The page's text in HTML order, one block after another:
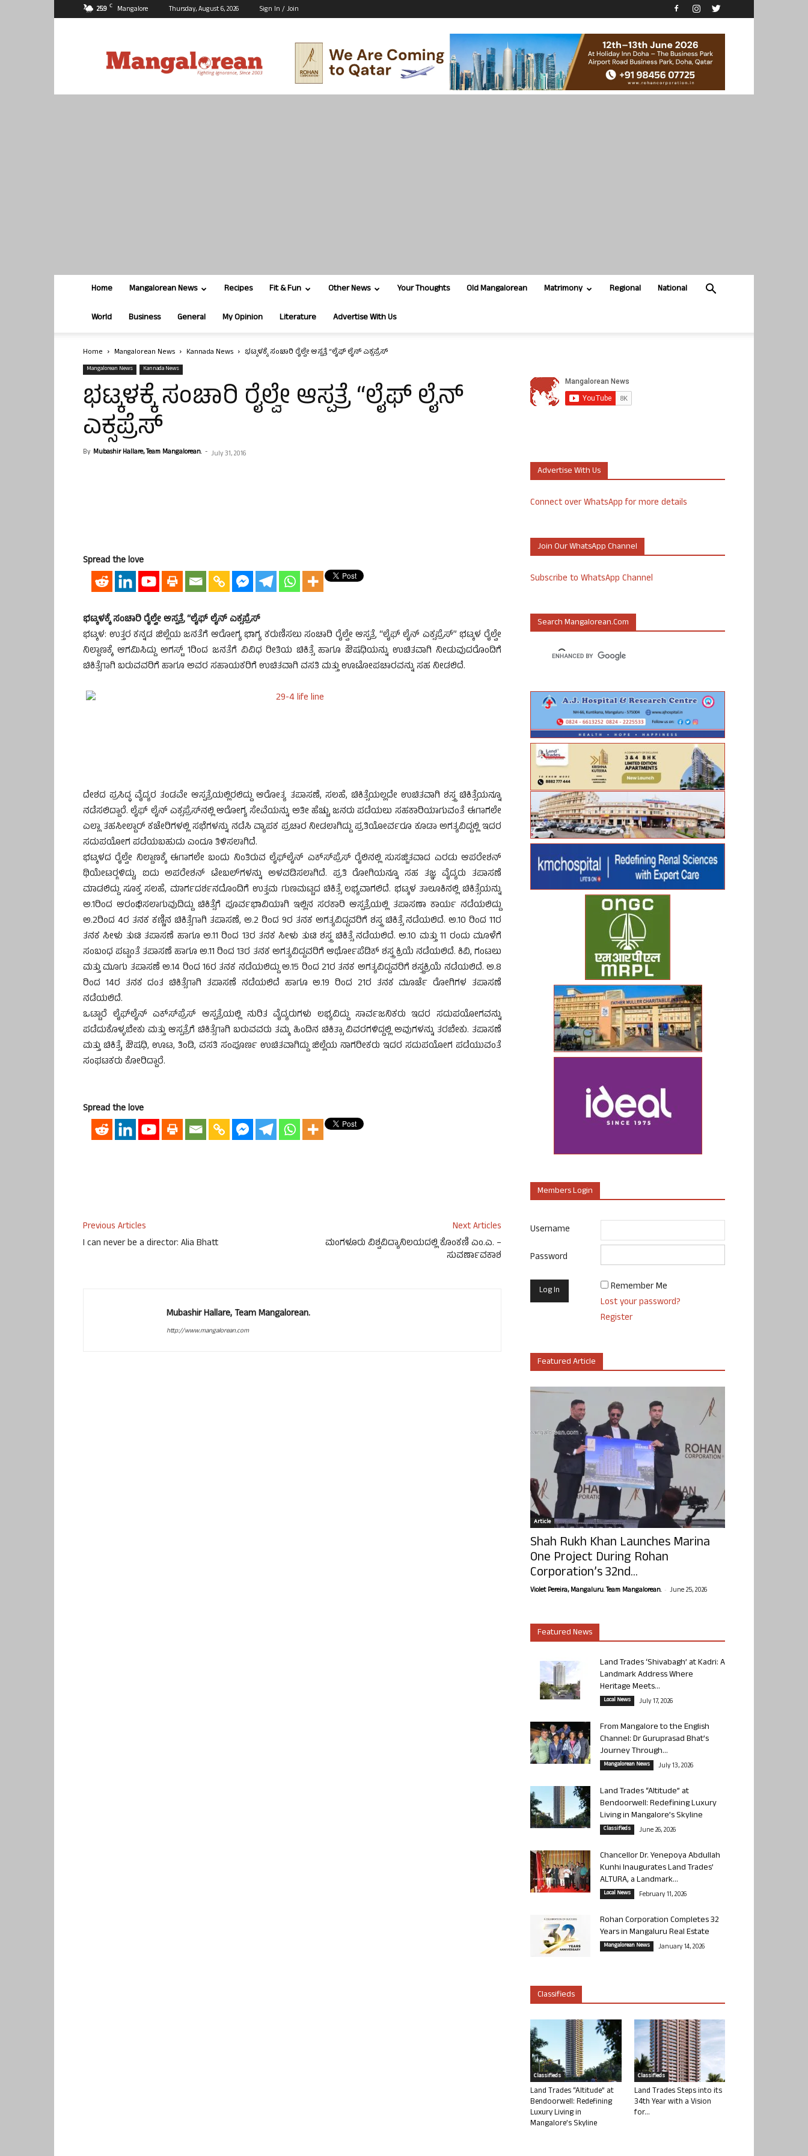
25.9 C Mangalore Thursday, August 6, 2026 Sign In / Join
Home Mangalorean News Recipes Fit & Fun Other News Your Thoughts Old Mangalorean Matrimony Regional National
World Business General My Opinion Literature Advertise With Us
Home Mangalorean News Kannada News ಭಟ್ಕಳಕ್ಕೆ ಸಂಚಾರಿ ರೈಲ್ವೇ ಆಸ್ಪತ್ರೆ “ಲೈಫ್ ಲೈನ್ ಎಕ್ಸಪ್ರೆಸ್
Mangalorean News Kannada News
ಭಟ್ಕಳಕ್ಕೆ ಸಂಚಾರಿ ರೈಲ್ವೇ ಆಸ್ಪತ್ರೆ “ಲೈಫ್ ಲೈನ್
ಎಕ್ಸಪ್ರೆಸ್
By Mubashir Hallare, Team Mangalorean. - July 31, 2016
Spread the love
ಭಟ್ಕಳಕ್ಕೆ ಸಂಚಾರಿ ರೈಲ್ವೇ ಆಸ್ಪತ್ರೆ “ಲೈಫ್ ಲೈನ್ ಎಕ್ಸಪ್ರೆಸ್
ಭಟ್ಕಳ: ಉತ್ತರ ಕನ್ನಡ ಜಿಲ್ಲೆಯ ಜನತೆಗೆ ಆರೋಗ್ಯ ಭಾಗ್ಯ ಕರುಣಿಸಲು ಸಂಚಾರಿ ರೈಲ್ವೇ ಆಸ್ಪತ್ರೆ “ಲೈಫ್ ಲೈನ್ ಎಕ್ಸಪ್ರೆಸ್” ಭಟ್ಕಳ ರೈಲ್ವೇ
ನಿಲ್ದಾಣಕ್ಕೆ ಆಗಮಿಸಿದ್ದು ಅಗಸ್ಟ್ 1ರಿಂದ ಜನತೆಗೆ ವಿವಿಧ ರೀತಿಯ ಚಿಕಿತ್ಸೆ ಹಾಗೂ ಔಷಧಿಯನ್ನು ಉಚಿತವಾಗಿ ನೀಡುವುದರೊಂದಿಗೆ
ಚಿಕಿತ್ಸೆಗಾಗಿ ಬರುವವರಿಗೆ ಹಾಗೂ ಅವರ ಸಹಾಯಕರಿಗೆ ಉಚಿತವಾಗಿ ವಸತಿ ಮತ್ತು ಊಟೋಪಚಾರವನ್ನು ಸಹ ನೀಡಲಿದೆ.
ದೇಶದ ಪ್ರಸಿದ್ಧ ವೈದ್ಯರ ತಂಡವೇ ಆಸ್ಪತ್ರೆಯಲ್ಲಿರಲಿದ್ದು ಆರೋತ್ಯ ತಪಾಸಣೆ, ಸಲಹೆ, ಚಿಕಿತ್ಸೆಯಲ್ಲದೇ ಉಚಿತವಾಗಿ ಶಸ್ತ್ರ ಚಿಕಿತ್ಸೆಯನ್ನೂ
ನಡೆಸಲಿದ್ದಾರೆ. ಲೈಫ್ ಲೈನ್ ಎಕ್ಸಪ್ರೆಸ್‍ನಲ್ಲಿ ಆರೋಗ್ಯ ಸೇವೆಯನ್ನು ಅತೀ ಹೆಚ್ಚು ಜನರು ಪಡೆಯಲು ಸಹಕಾರಿಯಾಗುವಂತೆ ಈಗಾಗಲೇ
ಎಲ್ಲಾ ತಹಸೀಲ್ದಾರ್ ಕಚೇರಿಗಳಲ್ಲಿ ಸಭೆಗಳನ್ನು ನಡೆಸಿ ವ್ಯಾಪಕ ಪ್ರಚಾರ ನೀಡಲಾಗಿದ್ದು ಪ್ರತಿಯೋರ್ವರೂ ಕೂಡಾ ಅಗತ್ಯವಿದ್ದಲ್ಲಿ ಇದರ
ಸದುಪಯೋಗ ಪಡೆಯಬಹುದು ಎಂದೂ ತಿಳಿಸಲಾಗಿದೆ.
ಭಟ್ಕಳದ ರೈಲ್ವೇ ನಿಲ್ದಾಣಕ್ಕೆ ಈಗಾಗಲೇ ಬಂದು ನಿಂತಿರುವ ಲೈಫ್‍ಲೈನ್ ಎಕ್ಸ್‍ಪ್ರೆಸ್ ರೈಲಿನಲ್ಲಿ ಸುಸಜ್ಜಿತವಾದ ಎರಡು ಆಪರೇಶನ್
ಥಿಯೇಟರ್‍ಗಳಿದ್ದು, ಐದು ಅಪರೇಶನ್ ಟೇಬಲ್‍ಗಳನ್ನು ಅಳವಡಿಸಲಾಗಿದೆ. ಪ್ರತಿ ರೋಗಿಯನ್ನೂ ಸಹ ತಜ್ಞ ವೈದ್ಯರು ತಪಾಸಣೆ
ಮಾಡಲಿದ್ದು ಸೂಕ್ತ ಸಲಹೆ, ಮಾರ್ಗದರ್ಶನದೊಂದಿಗೆ ಉತ್ತಮ ಗುಣಮಟ್ಟದ ಚಿಕಿತ್ಸೆ ಲಭ್ಯವಾಗಲಿದೆ. ಭಟ್ಕಳ ತಾಲೂಕಿನಲ್ಲಿ ಚಿಕಿತ್ಸೆಯನ್ನು
ಅ.1ರಿಂದ ಆರಂಭಿಸಲಾಗುವುದಿದ್ದು ಚಿಕಿತ್ಸೆಗೆ ಪೂರ್ವಭಾವಿಯಾಗಿ ಇಲ್ಲಿನ ಸರಕಾರಿ ಆಸ್ಪತ್ರೆಯಲ್ಲಿ ತಪಾಸಣಾ ಕಾರ್ಯ ನಡೆಯಲಿದ್ದು
ಅ.2ರಿಂದ 4ರ ತನಕ ಕಣ್ಣಿನ ಚಿಕಿತ್ಸೆಗಾಗಿ ತಪಾಸಣೆ, ಅ.2 ರಿಂದ 9ರ ತನಕ ಅಗತ್ಯವಿದ್ದವರಿಗೆ ಶಸ್ತ್ರ ಚಿಕಿತ್ಸೆ ನಡೆಯಲಿದೆ. ಅ.10 ರಿಂದ 11ರ
ತನಕ ಸೀಳು ತುಟಿ ತಪಾಸಣೆ ಹಾಗೂ ಅ.11 ರಿಂದ 13ರ ತನಕ ಸೀಳು ತುಟಿ ಶಸ್ತ್ರ ಚಿಕಿತ್ಸೆ ನಡೆಯಲಿದೆ. ಅ.10 ಮತ್ತು 11 ರಂದು ಮೂಳೆಗೆ
ಸಂಬಂಧ ಪಟ್ಟಂತೆ ತಪಾಸಣೆ ಹಾಗೂ ಅ.11 ರಿಂದ 13ರ ತನಕ ಅಗತ್ಯವಿದ್ದವರಿಗೆ ಆರ್ಥೋಪೆಡಿಕ್ ಶಸ್ತ್ರ ಕ್ರಿಯೆ ನಡೆಯಲಿದೆ. ಕಿವಿ, ಗಂಟಲು
ಮತ್ತು ಮೂಗು ತಪಾಸಣೆ ಅ.14 ರಿಂದ 16ರ ತನಕ ನಡೆಯಲಿದ್ದು ಅ.15 ರಿಂದ 21ರ ತನಕ ಅಗತ್ಯವಿದ್ದವರಿಗೆ ಶಸ್ತ್ರಕ್ರಿಯೆ ನಡೆಯಲಿದೆ. ಅ.8
ರಿಂದ 14ರ ತನಕ ದಂತ ಚಿಕಿತ್ಸೆಗಾಗಿ ತಪಾಸಣೆ ನಡೆಯಲಿದೆ ಹಾಗೂ ಅ.19 ರಿಂದ 21ರ ತನಕ ಮೂರ್ಚೆ ರೋಗಿಗಳ ತಪಾಸಣೆ
ನಡೆಯಲಿದೆ.
ಒಟ್ಟಾರೆ ಲೈಫ್‍ಲೈನ್ ಎಕ್ಸ್‍ಪ್ರೆಸ್ ಆಸ್ಪತ್ರೆಯಲ್ಲಿ ನುರಿತ ವೈದ್ಯರುಗಳು ಲಭ್ಯವಿದ್ದು ಸಾರ್ವಜನಿಕರು ಇದರ ಸದುಪಯೋಗವನ್ನು
ಪಡೆದುಕೊಳ್ಳಬೇಕು ಮತ್ತು ಆಸ್ಪತ್ರೆಗೆ ಚಿಕಿತ್ಸೆಗಾಗಿ ಬರುವವರು ತಮ್ಮ ಹಿಂದಿನ ಚಿಕಿತ್ಸಾ ವಿವರಗಳಿದ್ದಲ್ಲಿ ಅವುಗಳನ್ನು ತರಬೇಕು. ತಪಾಸಣೆ
ಮತ್ತು ಚಿಕಿತ್ಸೆ, ಔಷಧಿ, ಊಟ, ತಿಂಡಿ, ವಸತಿ ಸಂಪೂರ್ಣ ಉಚಿತವಾಗಿದ್ದು ಜಿಲ್ಲೆಯ ನಾಗರೀಕರು ಇದರ ಸದುಪಯೋಗ ಪಡೆಯುವಂತೆ
ಸಂಘಟಕರು ಕೋರಿದ್ದಾರೆ.
Spread the love
Previous Articles
I can never be a director: Alia Bhatt
Next Articles
ಮಂಗಳೂರು ವಿಶ್ವವಿದ್ಯಾನಿಲಯದಲ್ಲಿ ಕೊಂಕಣಿ ಎಂ.ಎ. –
ಸುವರ್ಣಾವಕಾಶ
Mubashir Hallare, Team Mangalorean.
http://www.mangalorean.com
Advertise With Us
Connect over WhatsApp for more details
Join Our WhatsApp Channel
Subscribe to WhatsApp Channel
Search Mangalorean.com
Members Login
Username
Password
Remember Me
Lost your password?
Register
Featured Article
Article
Shah Rukh Khan Launches Marina
One Project During Rohan
Corporation’s 32nd...
Violet Pereira, Mangaluru. Team Mangalorean. - June 25, 2026
Featured News
Land Trades ‘Shivabagh’ at Kadri: A
Landmark Address Where
Heritage Meets...
Local News July 17, 2026
From Mangalore to the English
Channel: Dr Guruprasad Bhat’s
Journey Through...
Mangalorean News July 13, 2026
Land Trades “Altitude” at
Bendoorwell: Redefining Luxury
Living in Mangalore’s Skyline
Classifieds June 26, 2026
Chancellor Dr. Yenepoya Abdullah
Kunhi Inaugurates Land Trades’
ALTURA, a Landmark...
Local News February 11, 2026
Rohan Corporation Completes 32
Years in Mangaluru Real Estate
Mangalorean News January 14, 2026
Classifieds
Classifieds
Land Trades “Altitude” at
Bendoorwell: Redefining
Luxury Living in
Mangalore’s Skyline
Classifieds
Land Trades Steps into its
34th Year with a Vision
for...